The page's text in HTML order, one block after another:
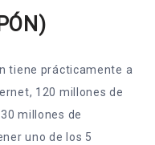
tiene prácticamente a
120 millones de
millones de
uno de los 5